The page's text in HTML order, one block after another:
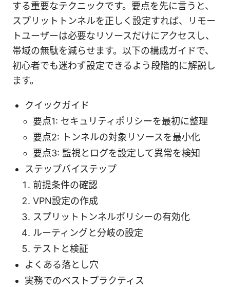
する重要なテクニックです。要点を先に言うと、
スプリットトンネルを正しく設定すれば、リモー
トユーザーは必要なリソースだけにアクセスし、
帯域の無駄を減らせます。以下の構成ガイドで、
初心者でも迷わず設定できるよう段階的に解説し
ます。
クイックガイド
要点1: セキュリティポリシーを最初に整理
要点2: トンネルの対象リソースを最小化
要点3: 監視とログを設定して異常を検知
ステップバイステップ
前提条件の確認
VPN設定の作成
スプリットトンネルポリシーの有効化
ルーティングと分岐の設定
テストと検証
よくある落とし穴
実務でのベストプラクティス